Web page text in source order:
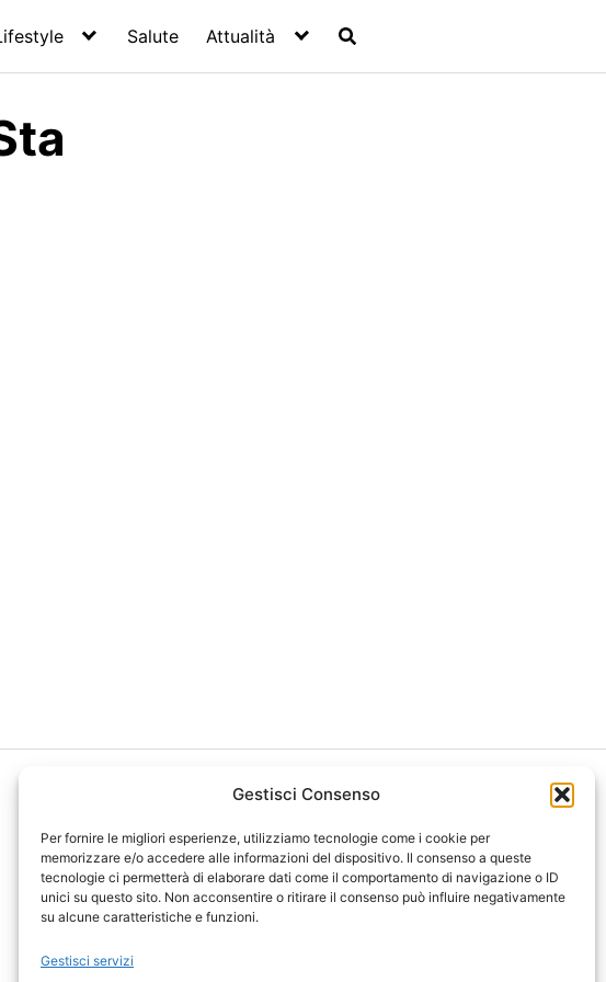
Gestisci Consenso
Per fornire le migliori esperienze, utilizziamo tecnologie come i cookie per
memorizzare e/o accedere alle informazioni del dispositivo. Il consenso a queste
tecnologie ci permetterà di elaborare dati come il comportamento di navigazione o ID
unici su questo sito. Non acconsentire o ritirare il consenso può influire negativamente
su alcune caratteristiche e funzioni.
Gestisci servizi
Salute Attualità
Copyright 2026 NotiziePlus.com
Edizioni Web4Star
📰 Contenuto Umano Verificato